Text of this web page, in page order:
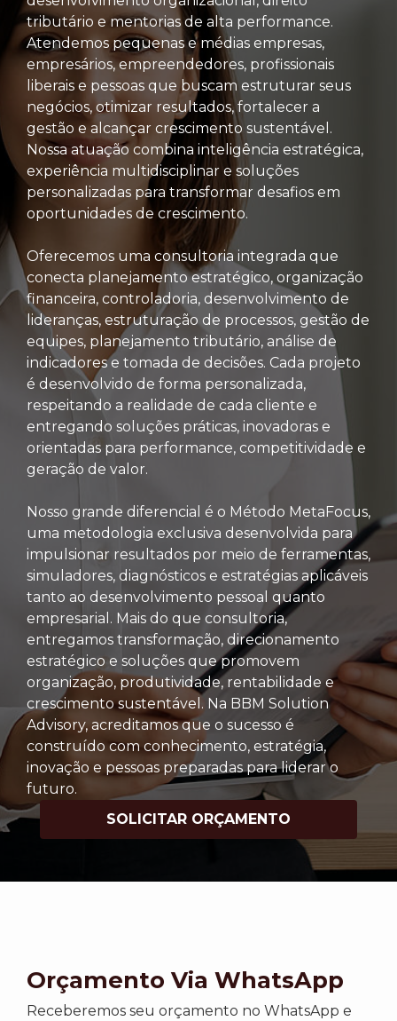
tributário e mentorias de alta performance.
Atendemos pequenas e médias empresas,
empresários, empreendedores, profissionais
liberais e pessoas que buscam estruturar seus
negócios, otimizar resultados, fortalecer a
gestão e alcançar crescimento sustentável.
Nossa atuação combina inteligência estratégica,
experiência multidisciplinar e soluções
personalizadas para transformar desafios em
oportunidades de crescimento.
Oferecemos uma consultoria integrada que
conecta planejamento estratégico, organização
financeira, controladoria, desenvolvimento de
lideranças, estruturação de processos, gestão de
equipes, planejamento tributário, análise de
indicadores e tomada de decisões. Cada projeto
é desenvolvido de forma personalizada,
respeitando a realidade de cada cliente e
entregando soluções práticas, inovadoras e
orientadas para performance, competitividade e
geração de valor.
Nosso grande diferencial é o Método MetaFocus,
uma metodologia exclusiva desenvolvida para
impulsionar resultados por meio de ferramentas,
simuladores, diagnósticos e estratégias aplicáveis
tanto ao desenvolvimento pessoal quanto
empresarial. Mais do que consultoria,
entregamos transformação, direcionamento
estratégico e soluções que promovem
organização, produtividade, rentabilidade e
crescimento sustentável. Na BBM Solution
Advisory, acreditamos que o sucesso é
construído com conhecimento, estratégia,
inovação e pessoas preparadas para liderar o
futuro.
SOLICITAR ORÇAMENTO
Orçamento Via WhatsApp
Receberemos seu orçamento no WhatsApp e